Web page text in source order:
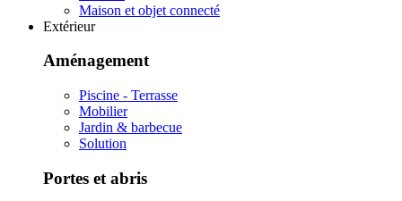
Maison et objet connecté
Extérieur
Aménagement
Piscine - Terrasse
Mobilier
Jardin & barbecue
Solution
Portes et abris